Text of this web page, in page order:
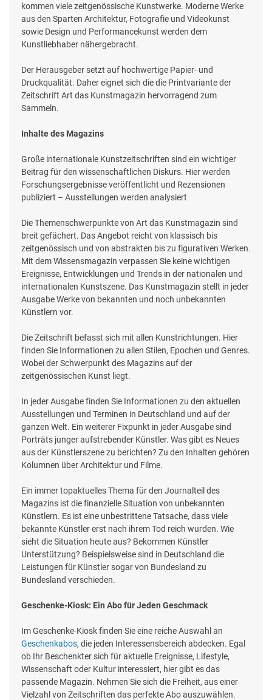
kommen viele zeitgenössische Kunstwerke. Moderne Werke
aus den Sparten Architektur, Fotografie und Videokunst
sowie Design und Performancekunst werden dem
Kunstliebhaber nähergebracht.
Der Herausgeber setzt auf hochwertige Papier- und
Druckqualität. Daher eignet sich die die Printvariante der
Zeitschrift Art das Kunstmagazin hervorragend zum
Sammeln.
Inhalte des Magazins
Große internationale Kunstzeitschriften sind ein wichtiger
Beitrag für den wissenschaftlichen Diskurs. Hier werden
Forschungsergebnisse veröffentlicht und Rezensionen
publiziert – Ausstellungen werden analysiert
Die Themenschwerpunkte von Art das Kunstmagazin sind
breit gefächert. Das Angebot reicht von klassisch bis
zeitgenössisch und von abstrakten bis zu figurativen Werken.
Mit dem Wissensmagazin verpassen Sie keine wichtigen
Ereignisse, Entwicklungen und Trends in der nationalen und
internationalen Kunstszene. Das Kunstmagazin stellt in jeder
Ausgabe Werke von bekannten und noch unbekannten
Künstlern vor.
Die Zeitschrift befasst sich mit allen Kunstrichtungen. Hier
finden Sie Informationen zu allen Stilen, Epochen und Genres.
Wobei der Schwerpunkt des Magazins auf der
zeitgenössischen Kunst liegt.
In jeder Ausgabe finden Sie Informationen zu den aktuellen
Ausstellungen und Terminen in Deutschland und auf der
ganzen Welt. Ein weiterer Fixpunkt in jeder Ausgabe sind
Porträts junger aufstrebender Künstler. Was gibt es Neues
aus der Künstlerszene zu berichten? Zu den Inhalten gehören
Kolumnen über Architektur und Filme.
Ein immer topaktuelles Thema für den Journalteil des
Magazins ist die finanzielle Situation von unbekannten
Künstlern. Es ist eine unbestrittene Tatsache, dass viele
bekannte Künstler erst nach ihrem Tod reich wurden. Wie
sieht die Situation heute aus? Bekommen Künstler
Unterstützung? Beispielsweise sind in Deutschland die
Leistungen für Künstler sogar von Bundesland zu
Bundesland verschieden.
Geschenke-Kiosk: Ein Abo für Jeden Geschmack
Im Geschenke-Kiosk finden Sie eine reiche Auswahl an
Geschenkabos, die jeden Interessensbereich abdecken. Egal
ob Ihr Beschenkter sich für aktuelle Ereignisse, Lifestyle,
Wissenschaft oder Kultur interessiert, hier gibt es das
passende Magazin. Nehmen Sie sich die Freiheit, aus einer
Vielzahl von Zeitschriften das perfekte Abo auszuwählen.